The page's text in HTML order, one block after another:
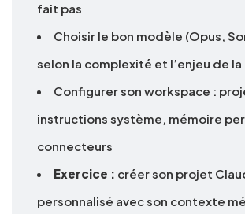
fait pas
Choisir le bon modèle (Opus,
selon la complexité et l’enjeu de
Configurer son workspace :
instructions système, mémoire
connecteurs
Exercice : créer son projet
personnalisé avec son contexte